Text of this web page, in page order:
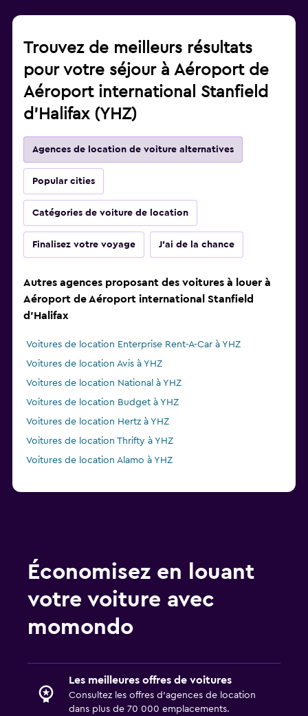
Trouvez de meilleurs résultats
pour votre séjour à Aéroport de
Aéroport international Stanfield
d'Halifax (YHZ)
Agences de location de voiture alternatives
Popular cities
Catégories de voiture de location
Finalisez votre voyage J'ai de la chance
Autres agences proposant des voitures à louer à
Aéroport de Aéroport international Stanfield
d'Halifax
Voitures de location Enterprise Rent-A-Car à YHZ
Voitures de location Avis à YHZ
Voitures de location National à YHZ
Voitures de location Budget à YHZ
Voitures de location Hertz à YHZ
Voitures de location Thrifty à YHZ
Voitures de location Alamo à YHZ
Économisez en louant
votre voiture avec
momondo
Les meilleures offres de voitures
Consultez les offres d’agences de location
dans plus de 70 000 emplacements.